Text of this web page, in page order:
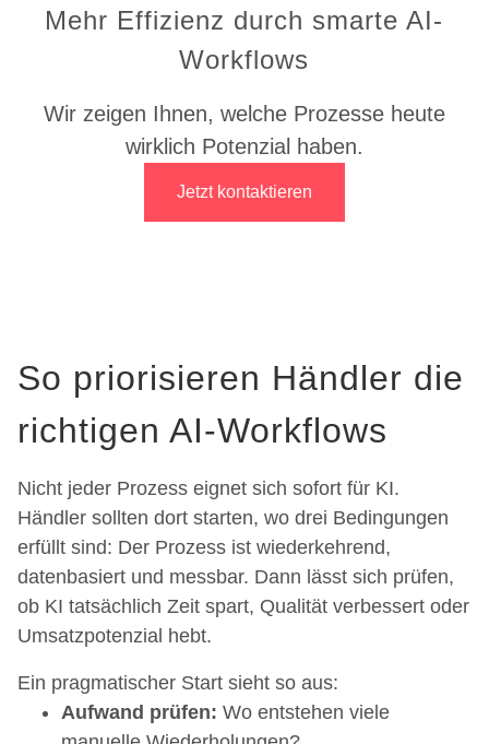
Mehr Effizienz durch smarte AI-
Workflows
Wir zeigen Ihnen, welche Prozesse heute
wirklich Potenzial haben.
Jetzt kontaktieren
So priorisieren Händler die
richtigen AI-Workflows
Nicht jeder Prozess eignet sich sofort für KI.
Händler sollten dort starten, wo drei Bedingungen
erfüllt sind: Der Prozess ist wiederkehrend,
datenbasiert und messbar. Dann lässt sich prüfen,
ob KI tatsächlich Zeit spart, Qualität verbessert oder
Umsatzpotenzial hebt.
Ein pragmatischer Start sieht so aus:
Aufwand prüfen: Wo entstehen viele